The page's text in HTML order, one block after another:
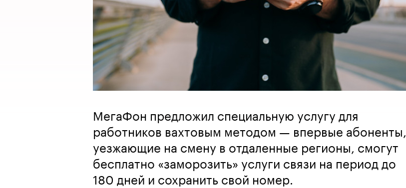
МегаФон предложил специальную услугу для
работников вахтовым методом — впервые абоненты,
уезжающие на смену в отдаленные регионы, смогут
бесплатно «заморозить» услуги связи на период до
180 дней и сохранить свой номер.